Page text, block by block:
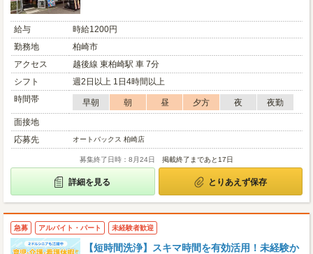
給与
時給1200円
勤務地
柏崎市
アクセス
越後線 東柏崎駅 車 7分
シフト
週2日以上 1日4時間以上
時間帯
早朝 朝 昼 夕方 夜
夜勤
面接地
応募先
オートバックス 柏崎店
募集終了日時：8月24日 掲載終了まであと17日
詳細を見る とりあえず保存
急募 アルバイト・パート 未経験者歓迎
【短時間洗浄】スキマ時間を有効活用！未経験か